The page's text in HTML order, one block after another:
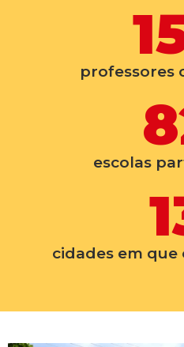
professores
escolas
cidades em que